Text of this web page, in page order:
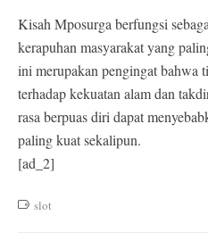
Kisah Mposurga berfungsi
kerapuhan masyarakat yang
ini merupakan pengingat bahwa
terhadap kekuatan alam dan
rasa berpuas diri dapat
paling kuat sekalipun.
[ad_2]
slot